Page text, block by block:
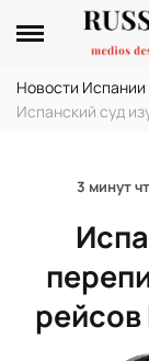
Новости Испании
Испанский суд
3 минут